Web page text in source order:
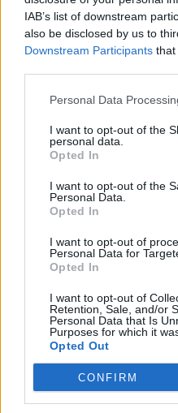
IAB’s list of downstream
also be disclosed by us to
Downstream Participants that
Personal Data
I want to opt-out of the
personal data.
Opted In
I want to opt-out of the
Personal Data.
Opted In
I want to opt-out of
Personal Data for
Opted In
I want to opt-out of
Retention, Sale, and/or
Personal Data that Is
Purposes for which it
Opted Out
CONFIRM
Möbeleinrichtungen und
Ltd.
Kunstberatung: Daniel Fine
Ein Fenster wie ein Gemälde.
Mehr von dieser
hier.